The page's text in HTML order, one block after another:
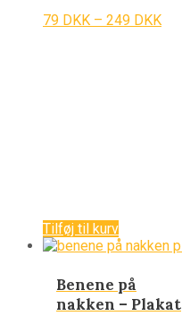
79 DKK – 249 DKK
Tilføj til kurv
Benene på
nakken – Plakat